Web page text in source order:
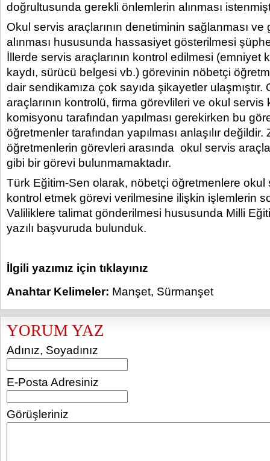
doğrultusunda gerekli önlemlerin alınması
Okul servis araçlarının denetiminin sağlanması
alınması hususunda hassasiyet gösterilmesi
İllerde servis araçlarının kontrol edilmesi (emniyet
kaydı, sürücü belgesi vb.) görevinin nöbetçi
dair sendikamıza çok sayıda şikayetler ulaşmıştır.
araçlarının kontrolü, firma görevlileri ve okul servis
komisyonu tarafından yapılması gerekirken bu
öğretmenler tarafından yapılması anlaşılır
öğretmenlerin görevleri arasında okul servis
gibi bir görevi bulunmamaktadır.
Türk Eğitim-Sen olarak, nöbetçi öğretmenlere okul
kontrol etmek görevi verilmesine ilişkin işlemlerin
Valiliklere talimat gönderilmesi hususunda Milli
yazılı başvuruda bulunduk.
İlgili yazımız için tıklayınız
Anahtar Kelimeler: Manşet, Sürmanşet
YORUM YAZ
Adınız, Soyadınız
E-Posta Adresiniz
Görüşleriniz